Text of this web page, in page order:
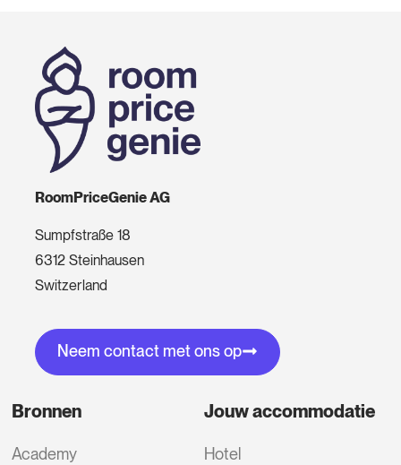
RoomPriceGenie AG
Sumpfstraße 18
6312 Steinhausen
Switzerland
Neem contact met ons op
Bronnen
Academy
Jouw accommodatie
Hotel